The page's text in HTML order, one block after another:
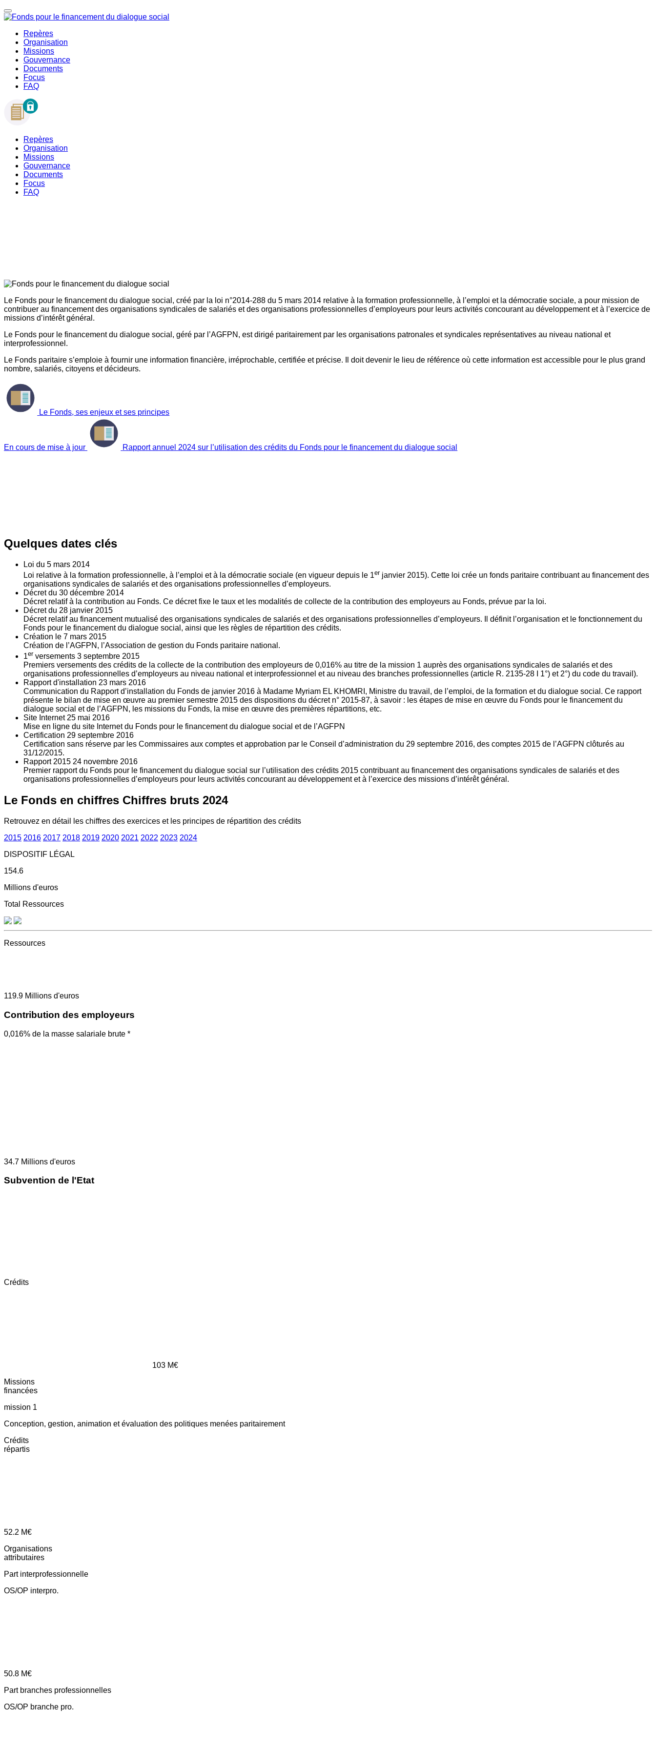
Repères
Organisation
Missions
Gouvernance
Documents
Focus
FAQ
Repères
Organisation
Missions
Gouvernance
Documents
Focus
FAQ
Le Fonds pour le financement du dialogue social, créé par la loi n°2014-288 du 5 mars 2014 relative à la formation professionnelle, à l’emploi et la démocratie sociale, a pour mission de
contribuer au financement des organisations syndicales de salariés et des organisations professionnelles d’employeurs pour leurs activités concourant au développement et à l’exercice de
missions d’intérêt général.
Le Fonds pour le financement du dialogue social, géré par l’AGFPN, est dirigé paritairement par les organisations patronales et syndicales représentatives au niveau national et
interprofessionnel.
Le Fonds paritaire s’emploie à fournir une information financière, irréprochable, certifiée et précise. Il doit devenir le lieu de référence où cette information est accessible pour le plus grand
nombre, salariés, citoyens et décideurs.
Le Fonds, ses enjeux et ses principes
En cours de mise à jour Rapport annuel 2024 sur l’utilisation des crédits du Fonds pour le financement du dialogue social
Quelques dates clés
Loi du 5 mars 2014
Loi relative à la formation professionnelle, à l’emploi et à la démocratie sociale (en vigueur depuis le 1er janvier 2015). Cette loi crée un fonds paritaire contribuant au financement des
organisations syndicales de salariés et des organisations professionnelles d’employeurs.
Décret du 30 décembre 2014
Décret relatif à la contribution au Fonds. Ce décret fixe le taux et les modalités de collecte de la contribution des employeurs au Fonds, prévue par la loi.
Décret du 28 janvier 2015
Décret relatif au financement mutualisé des organisations syndicales de salariés et des organisations professionnelles d’employeurs. Il définit l’organisation et le fonctionnement du
Fonds pour le financement du dialogue social, ainsi que les règles de répartition des crédits.
Création le 7 mars 2015
Création de l’AGFPN, l’Association de gestion du Fonds paritaire national.
1er versements 3 septembre 2015
Premiers versements des crédits de la collecte de la contribution des employeurs de 0,016% au titre de la mission 1 auprès des organisations syndicales de salariés et des
organisations professionnelles d’employeurs au niveau national et interprofessionnel et au niveau des branches professionnelles (article R. 2135‐28 I 1°) et 2°) du code du travail).
Rapport d'installation 23 mars 2016
Communication du Rapport d’installation du Fonds de janvier 2016 à Madame Myriam EL KHOMRI, Ministre du travail, de l’emploi, de la formation et du dialogue social. Ce rapport
présente le bilan de mise en œuvre au premier semestre 2015 des dispositions du décret n° 2015-87, à savoir : les étapes de mise en œuvre du Fonds pour le financement du
dialogue social et de l’AGFPN, les missions du Fonds, la mise en œuvre des premières répartitions, etc.
Site Internet 25 mai 2016
Mise en ligne du site Internet du Fonds pour le financement du dialogue social et de l’AGFPN
Certification 29 septembre 2016
Certification sans réserve par les Commissaires aux comptes et approbation par le Conseil d’administration du 29 septembre 2016, des comptes 2015 de l’AGFPN clôturés au
31/12/2015.
Rapport 2015 24 novembre 2016
Premier rapport du Fonds pour le financement du dialogue social sur l’utilisation des crédits 2015 contribuant au financement des organisations syndicales de salariés et des
organisations professionnelles d’employeurs pour leurs activités concourant au développement et à l’exercice des missions d’intérêt général.
Le Fonds en chiffres Chiffres bruts 2024
Retrouvez en détail les chiffres des exercices et les principes de répartition des crédits
2015 2016 2017 2018 2019 2020 2021 2022 2023 2024
DISPOSITIF LÉGAL
154.6
Millions d'euros
Total Ressources
Ressources
119.9 Millions d'euros
Contribution des employeurs
0,016% de la masse salariale brute *
34.7 Millions d'euros
Subvention de l'Etat
Crédits
103 M€
Missions
financées
mission 1
Conception, gestion, animation et évaluation des politiques menées paritairement
Crédits
répartis
52.2 M€
Organisations
attributaires
Part interprofessionnelle
OS/OP interpro.
50.8 M€
Part branches professionnelles
OS/OP branche pro.